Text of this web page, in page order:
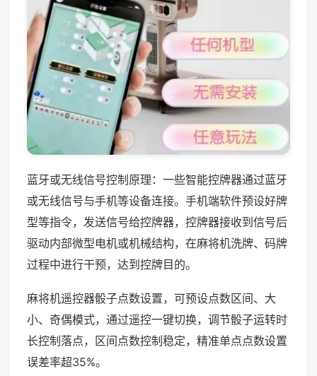
蓝牙或无线信号控制原理：一些智能控牌器通过蓝牙
或无线信号与手机等设备连接。手机端软件预设好牌
型等指令，发送信号给控牌器，控牌器接收到信号后
驱动内部微型电机或机械结构，在麻将机洗牌、码牌
过程中进行干预，达到控牌目的。
麻将机遥控器骰子点数设置，可预设点数区间、大
小、奇偶模式，通过遥控一键切换，调节骰子运转时
长控制落点，区间点数控制稳定，精准单点点数设置
误差率超35%。